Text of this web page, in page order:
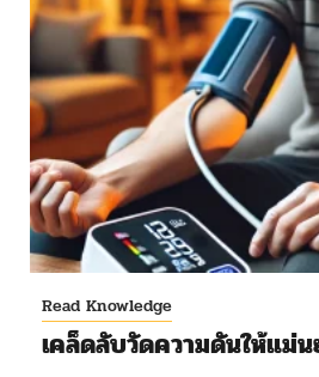
Read Knowledge
เคล็ดลับวัดความดันให้แม่น